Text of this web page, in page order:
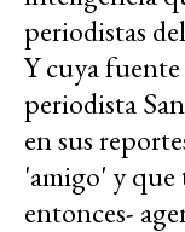
periodistas
Y cuya
periodista
en sus
'amigo' y que
entonces-